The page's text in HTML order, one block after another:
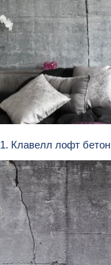
1. Клавелл лофт бетон